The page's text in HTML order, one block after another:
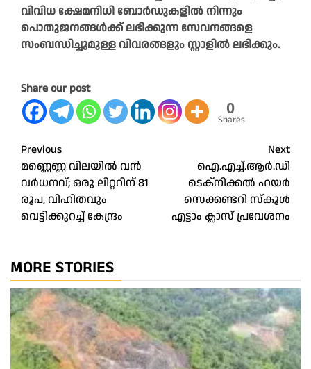
വിവിധ ക്ഷേമനിധി ബോര്‍ഡുകളില്‍ നിന്നും
പൊതുജനങ്ങള്‍ക്ക് ലഭിക്കുന്ന സേവനങ്ങളെ
സംബന്ധിച്ചുമുള്ള വിവരങ്ങളും സ്റ്റാളില്‍ ലഭിക്കും.
Share our post
0
Shares
Post
navigation
Previous
മണ്ണെണ്ണ വിലയില്‍ വന്‍
വര്‍ധനവ്; ഒരു ലിറ്ററിന് 81
രൂപ, വിഹിതവും
വെട്ടിക്കുറച്ച് കേന്ദ്രം
Next
ഐ.എച്ച്.ആർ.ഡി
ടെക്‌നിക്കല്‍ ഹയര്‍
സെക്കണ്ടറി സ്‌കൂള്‍
എട്ടാം ക്ലാസ് പ്രവേശനം
MORE STORIES